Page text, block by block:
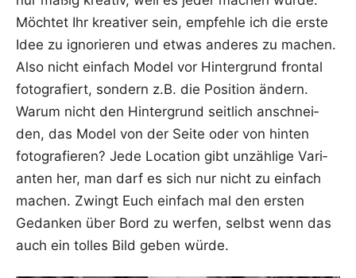
Möch­tet Ihr krea­ti­ver sein, emp­feh­le ich die ers­te
Idee zu igno­rie­ren und etwas ande­res zu machen.
Also nicht ein­fach Model vor Hin­ter­grund fron­tal
foto­gra­fiert, son­dern z.B. die Posi­ti­on ändern.
War­um nicht den Hin­ter­grund seit­lich anschnei­
den, das Model von der Sei­te oder von hin­ten
foto­gra­fie­ren? Jede Loca­ti­on gibt unzäh­li­ge Vari­
an­ten her, man darf es sich nur nicht zu ein­fach
machen. Zwingt Euch ein­fach mal den ers­ten
Gedan­ken über Bord zu wer­fen, selbst wenn das
auch ein tol­les Bild geben würde.